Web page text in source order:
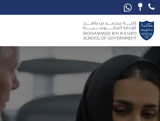
تخطي إلى المحتوى الرئيسي
فتح قائمة الوصول